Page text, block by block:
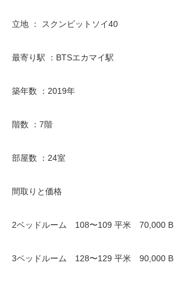
立地 ： スクンビットソイ40
最寄り駅 ：BTSエカマイ駅
築年数 ：2019年
階数 ：7階
部屋数 ：24室
間取りと価格
2ベッドルーム 108〜109 平米 70,000 B
3ベッドルーム 128〜129 平米 90,000 B